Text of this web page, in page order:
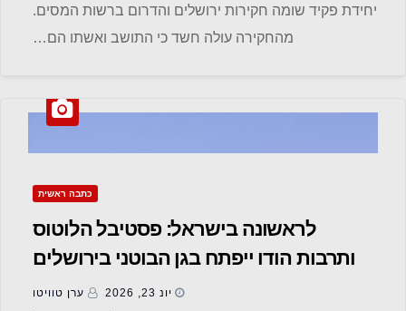
יחידת פקיד שומה חקירות ירושלים והדרום ברשות המסים.
מהחקירה עולה חשד כי התושב ואשתו הם…
כתבה ראשית
לראשונה בישראל: פסטיבל הלוטוס
ותרבות הודו ייפתח בגן הבוטני בירושלים
יונ 23, 2026 ערן טוויטו